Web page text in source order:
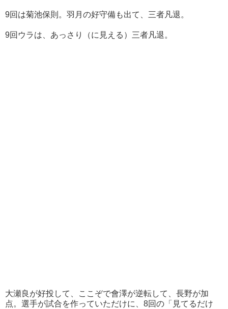
9回は菊池保則。羽月の好守備も出て、三者凡退。
9回ウラは、あっさり（に見える）三者凡退。
大瀬良が好投して、ここぞで會澤が逆転して、長野が加
点。選手が試合を作っていただけに、8回の「見てるだけ